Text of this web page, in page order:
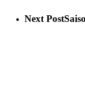
Next Post